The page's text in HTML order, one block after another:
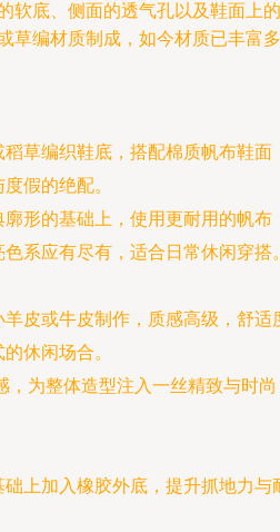
软底、侧面的透气孔以及鞋面上的
草编材质制成，如今材质已丰富多
稻草编织鞋底，搭配棉质帆布鞋面
假的绝配。
廓形的基础上，使用更耐用的帆布
系应有尽有，适合日常休闲穿搭
羊皮或牛皮制作，质感高级，舒适
休闲场合。
，为整体造型注入一丝精致与时尚
础上加入橡胶外底，提升抓地力与